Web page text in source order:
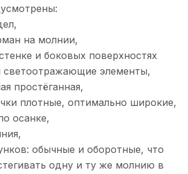
на молнии,
и боковых поверхностях
светоотражающие элементы,
простёганная,
плотные, оптимально широкие,
осанке,
обычные и оборотные, что
одну и ту же молнию в